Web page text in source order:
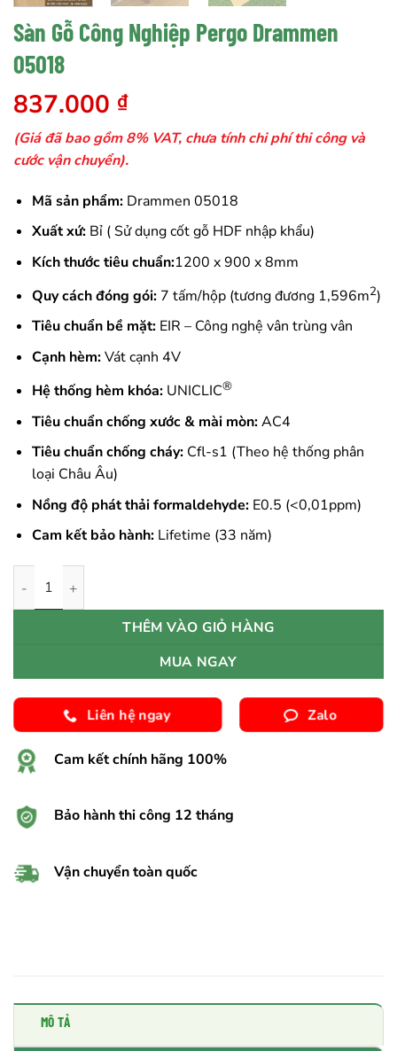
Sàn Gỗ Công Nghiệp Pergo Drammen
05018
837.000 ₫
(Giá đã bao gồm 8% VAT, chưa tính chi phí thi công và
cước vận chuyển).
Mã sản phẩm:Drammen 05018
Xuất xứ:Bỉ ( Sử dụng cốt gỗ HDF nhập khẩu)
Kích thước tiêu chuẩn:1200 x 900 x 8mm
Quy cách đóng gói:7 tấm/hộp (tương đương 1,596m2)
Tiêu chuẩn bề mặt:EIR – Công nghệ vân trùng vân
Cạnh hèm:Vát cạnh 4V
Hệ thống hèm khóa:UNICLIC®
Tiêu chuẩn chống xước & mài mòn:AC4
Tiêu chuẩn chống cháy:Cfl-s1 (Theo hệ thống phân
loại Châu Âu)
Nồng độ phát thải formaldehyde:E0.5 (<0,01ppm)
Cam kết bảo hành:Lifetime (33 năm)
THÊM VÀO GIỎ HÀNG
MUA NGAY
Liên hệ ngay Zalo
Cam kết chính hãng 100%
Bảo hành thi công 12 tháng
Vận chuyển toàn quốc
MÔ TẢ